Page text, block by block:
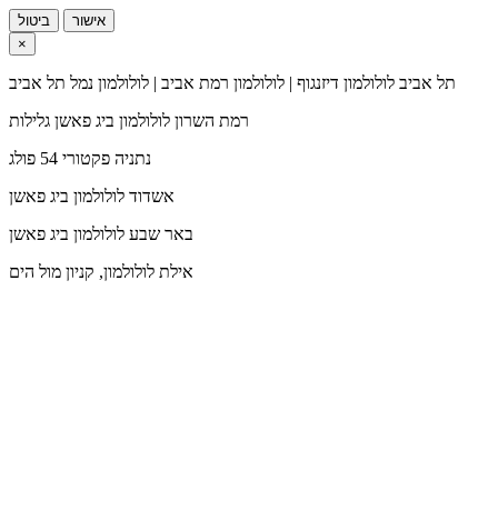
ביטול
אישור
×
תל אביב לולולמון דיזנגוף | לולולמון רמת אביב | לולולמון נמל תל אביב
רמת השרון לולולמון ביג פאשן גלילות
נתניה פקטורי 54 פולג
אשדוד לולולמון ביג פאשן
באר שבע לולולמון ביג פאשן
אילת לולולמון, קניון מול הים